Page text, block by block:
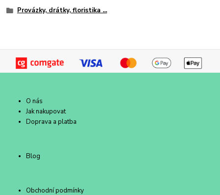
Provázky, drátky, floristika ...
O nás
Jak nakupovat
Doprava a platba
Blog
Obchodní podmínky